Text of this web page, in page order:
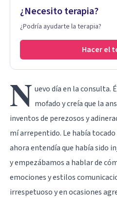
¿Necesito terapia?
¿Podría ayudarte la terapia?
Hacer el
N uevo día en la consulta.
mofado y creía que la
inventos de perezosos y
mí arrepentido. Le había
ahora entendía que había sido
y empezábamos a hablar de
emociones y estilos
irrespetuoso y en ocasiones